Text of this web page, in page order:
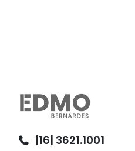
|16| 3621.1001